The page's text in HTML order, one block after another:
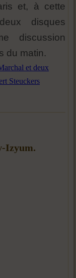
et, à cette
disques
discussion
du matin.
et deux
Steuckers
Izyum.